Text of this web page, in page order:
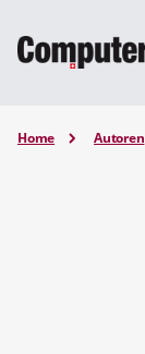
Home Autoren